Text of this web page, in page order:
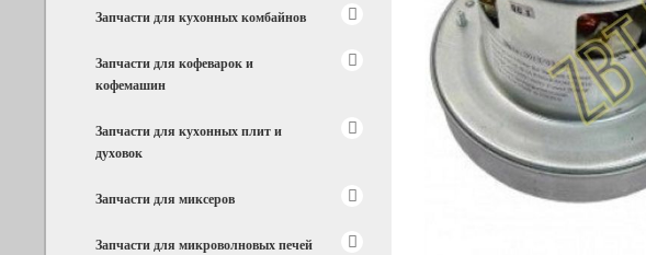
Запчасти для кухонных комбайнов
Запчасти для кофеварок и
кофемашин
Запчасти для кухонных плит и
духовок
Запчасти для миксеров
Запчасти для микроволновых печей